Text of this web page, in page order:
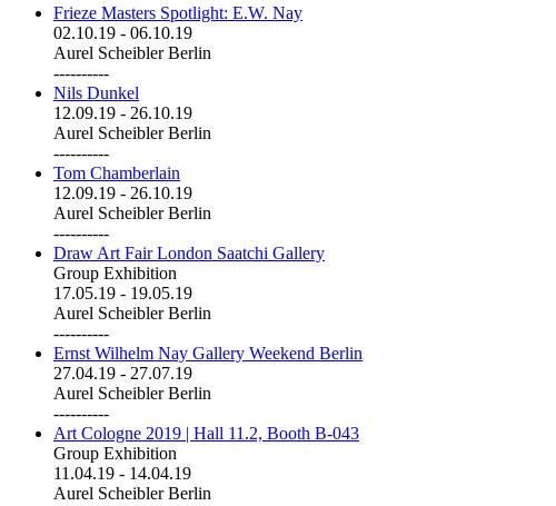
Frieze Masters Spotlight: E.W. Nay
02.10.19 - 06.10.19
Aurel Scheibler Berlin
----------
Nils Dunkel
12.09.19 - 26.10.19
Aurel Scheibler Berlin
----------
Tom Chamberlain
12.09.19 - 26.10.19
Aurel Scheibler Berlin
----------
Draw Art Fair London Saatchi Gallery
Group Exhibition
17.05.19 - 19.05.19
Aurel Scheibler Berlin
----------
Ernst Wilhelm Nay Gallery Weekend Berlin
27.04.19 - 27.07.19
Aurel Scheibler Berlin
----------
Art Cologne 2019 | Hall 11.2, Booth B-043
Group Exhibition
11.04.19 - 14.04.19
Aurel Scheibler Berlin